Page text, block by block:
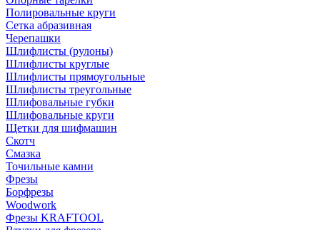
Полировальные круги
Сетка абразивная
Черепашки
Шлифлисты (рулоны)
Шлифлисты круглые
Шлифлисты прямоугольные
Шлифлисты треугольные
Шлифовальные губки
Шлифовальные круги
Щетки для шифмашин
Скотч
Смазка
Точильные камни
Фрезы
Борфрезы
Woodwork
Фрезы KRAFTOOL